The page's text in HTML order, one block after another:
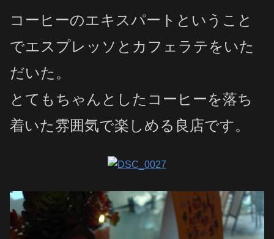
コーヒーのエキスパートということ
でエスプレッソとカフェラテをいた
だいた。
とてもちゃんとしたコーヒーを落ち
着いた雰囲気で楽しめる良店です。